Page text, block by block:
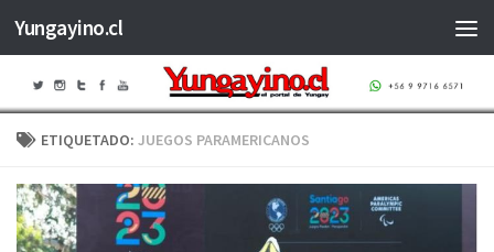
Saltar al contenido
Yungayino.cl
ETIQUETADO: JUEGOS PARAMERICANOS